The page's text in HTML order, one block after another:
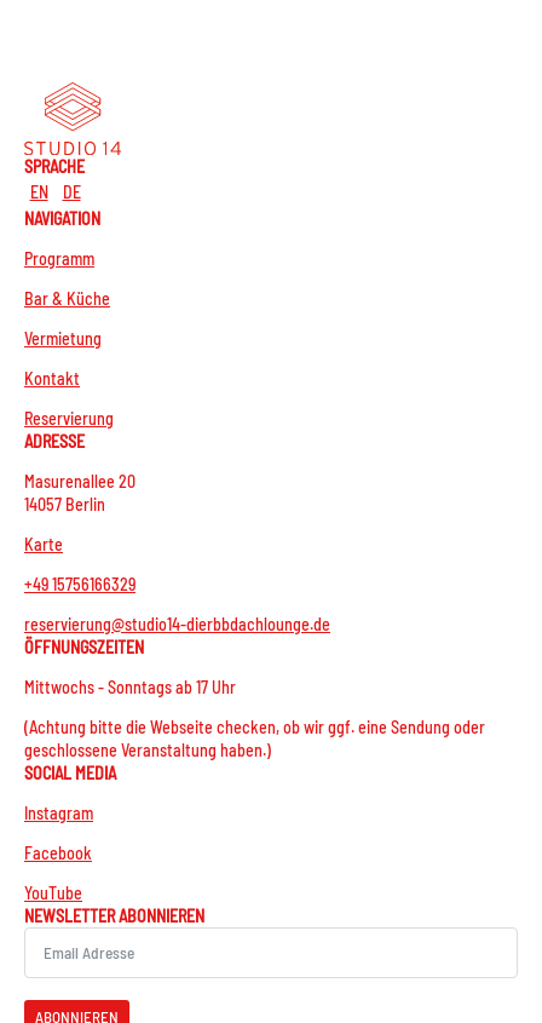
SPRACHE
EN
DE
NAVIGATION
Programm
Bar & Küche
Vermietung
Kontakt
Reservierung
ADRESSE
Masurenallee 20
14057 Berlin
Karte
+49 15756166329
reservierung@studio14-dierbbdachlounge.de
ÖFFNUNGSZEITEN
Mittwochs - Sonntags ab 17 Uhr
(Achtung bitte die Webseite checken, ob wir ggf. eine Sendung oder
geschlossene Veranstaltung haben.)
SOCIAL MEDIA
Instagram
Facebook
YouTube
NEWSLETTER ABONNIEREN
ABONNIEREN